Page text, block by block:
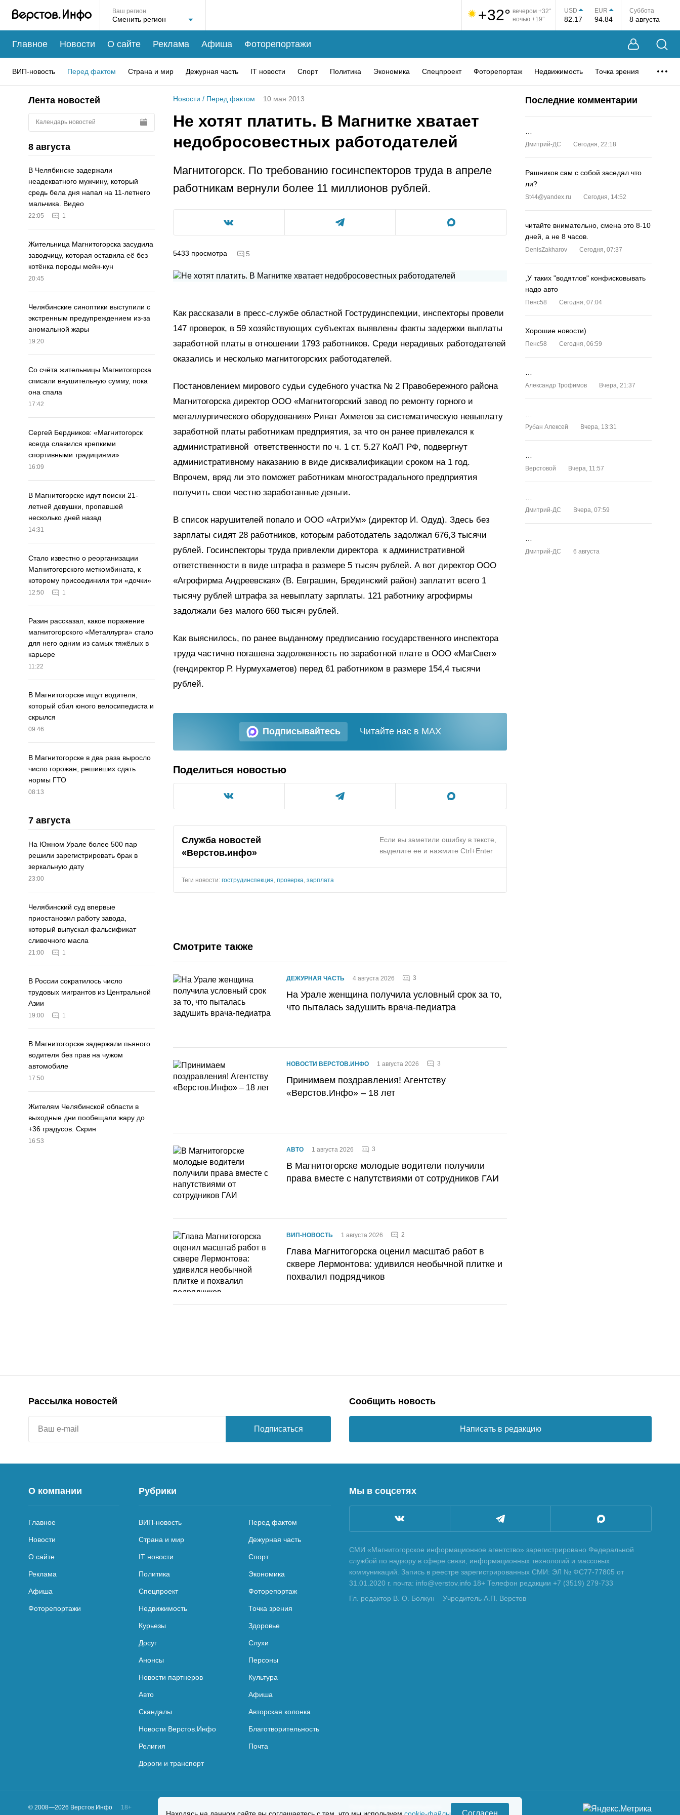
Ваш регион +32° вечером +32°
ночью +19°
USD
82.17
EUR
94.84
Суббота
8 августа
Главное Новости О сайте Реклама Афиша Фоторепортажи
ВИП-новость Перед фактом Страна и мир Дежурная часть IT новости Спорт Политика Экономика Спецпроект Фоторепортаж Недвижимость Точка зрения
Лента новостей
Календарь новостей
8 августа
В Челябинске задержали
неадекватного мужчину, который
средь бела дня напал на 11-летнего
мальчика. Видео
22:05 1
Жительница Магнитогорска засудила
заводчицу, которая оставила её без
котёнка породы мейн-кун
20:45
Челябинские синоптики выступили с
экстренным предупреждением из-за
аномальной жары
19:20
Со счёта жительницы Магнитогорска
списали внушительную сумму, пока
она спала
17:42
Сергей Бердников: «Магнитогорск
всегда славился крепкими
спортивными традициями»
16:09
В Магнитогорске идут поиски 21-
летней девушки, пропавшей
несколько дней назад
14:31
Стало известно о реорганизации
Магнитогорского меткомбината, к
которому присоединили три «дочки»
12:50 1
Разин рассказал, какое поражение
магнитогорского «Металлурга» стало
для него одним из самых тяжёлых в
карьере
11:22
В Магнитогорске ищут водителя,
который сбил юного велосипедиста и
скрылся
09:46
В Магнитогорске в два раза выросло
число горожан, решивших сдать
нормы ГТО
08:13
7 августа
На Южном Урале более 500 пар
решили зарегистрировать брак в
зеркальную дату
23:00
Челябинский суд впервые
приостановил работу завода,
который выпускал фальсификат
сливочного масла
21:00 1
В России сократилось число
трудовых мигрантов из Центральной
Азии
19:00 1
В Магнитогорске задержали пьяного
водителя без прав на чужом
автомобиле
17:50
Жителям Челябинской области в
выходные дни пообещали жару до
+36 градусов. Скрин
16:53
Новости / Перед фактом 10 мая 2013
Не хотят платить. В Магнитке хватает
недобросовестных работодателей
Магнитогорск. По требованию госинспекторов труда в апреле
работникам вернули более 11 миллионов рублей.
5433 просмотра 5
Как рассказали в пресс-службе областной Гострудинспекции, инспекторы провели
147 проверок, в 59 хозяйствующих субъектах выявлены факты задержки выплаты
заработной платы в отношении 1793 работников. Среди нерадивых работодателей
оказались и несколько магнитогорских работодателей.
Постановлением мирового судьи судебного участка № 2 Правобережного района
Магнитогорска директор ООО «Магнитогорский завод по ремонту горного и
металлургического оборудования» Ринат Ахметов за систематическую невыплату
заработной платы работникам предприятия, за что он ранее привлекался к
административной ответственности по ч. 1 ст. 5.27 КоАП РФ, подвергнут
административному наказанию в виде дисквалификации сроком на 1 год.
Впрочем, вряд ли это поможет работникам многострадального предприятия
получить свои честно заработанные деньги.
В список нарушителей попало и ООО «АтриУм» (директор И. Одуд). Здесь без
зарплаты сидят 28 работников, которым работодатель задолжал 676,3 тысячи
рублей. Госинспекторы труда привлекли директора к административной
ответственности в виде штрафа в размере 5 тысяч рублей. А вот директор ООО
«Агрофирма Андреевская» (В. Евграшин, Брединский район) заплатит всего 1
тысячу рублей штрафа за невыплату зарплаты. 121 работнику агрофирмы
задолжали без малого 660 тысяч рублей.
Как выяснилось, по ранее выданному предписанию государственного инспектора
труда частично погашена задолженность по заработной плате в ООО «МагСвет»
(гендиректор Р. Нурмухаметов) перед 61 работником в размере 154,4 тысячи
рублей.
Подписывайтесь Читайте нас в MAX
Поделиться новостью
Служба новостей
«Верстов.инфо»
Если вы заметили ошибку в тексте,
выделите ее и нажмите Ctrl+Enter
Теги новости: гострудинспекция проверка зарплата
Смотрите также
ДЕЖУРНАЯ ЧАСТЬ 4 августа 2026 3
На Урале женщина получила условный срок за то,
что пыталась задушить врача-педиатра
НОВОСТИ ВЕРСТОВ.ИНФО 1 августа 2026 3
Принимаем поздравления! Агентству
«Верстов.Инфо» – 18 лет
АВТО 1 августа 2026 3
В Магнитогорске молодые водители получили
права вместе с напутствиями от сотрудников ГАИ
ВИП-НОВОСТЬ 1 августа 2026 2
Глава Магнитогорска оценил масштаб работ в
сквере Лермонтова: удивился необычной плитке и
похвалил подрядчиков
Последние комментарии
Дмитрий-ДС Сегодня, 22:18
Рашников сам с собой заседал что
ли?
St44@yandex.ru Сегодня, 14:52
читайте внимательно, смена это 8-10
дней, а не 8 часов.
DenisZakharov Сегодня, 07:37
,У таких "водятлов" конфисковывать
надо авто
Пенс58 Сегодня, 07:04
Хорошие новости)
Пенс58 Сегодня, 06:59
Александр Трофимов Вчера, 21:37
Рубан Алексей Вчера, 13:31
Верстовой Вчера, 11:57
Дмитрий-ДС Вчера, 07:59
Дмитрий-ДС 6 августа
Рассылка новостей
Подписаться
Сообщить новость
Написать в редакцию
О компании
Главное
Новости
О сайте
Реклама
Афиша
Фоторепортажи
Рубрики
ВИП-новость Перед фактом
Страна и мир Дежурная часть
IT новости Спорт
Политика Экономика
Спецпроект Фоторепортаж
Недвижимость Точка зрения
Курьезы Здоровье
Досуг Слухи
Анонсы Персоны
Новости партнеров Культура
Авто Афиша
Скандалы Авторская колонка
Новости Верстов.Инфо Благотворительность
Религия Почта
Дороги и транспорт
Мы в соцсетях
СМИ «Магнитогорское информационное агентство» зарегистрировано Федеральной
службой по надзору в сфере связи, информационных технологий и массовых
коммуникаций. Запись в реестре зарегистрированных СМИ: ЭЛ № ФС77-77805 от
31.01.2020 г. почта: info@verstov.info 18+ Телефон редакции +7 (3519) 279-733
Гл. редактор В. О. Болкун
Учредитель А.П. Верстов
© 2008—2026 Верстов.Инфо 18+
Находясь на данном сайте вы соглашаетесь с тем, что мы используем cookie-файлы Согласен